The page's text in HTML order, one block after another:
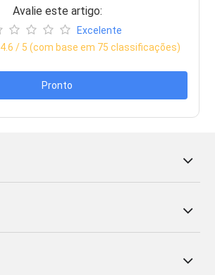
Avalie este artigo:
Excelente
4.6 / 5 (com base em 75 classificações)
Pronto